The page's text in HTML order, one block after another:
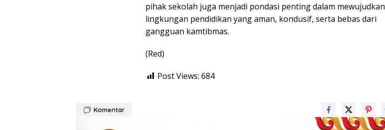
pihak sekolah juga menjadi pondasi penting dalam mewujudkan
lingkungan pendidikan yang aman, kondusif, serta bebas dari
gangguan kamtibmas.
(Red)
Post Views: 684
Komentar